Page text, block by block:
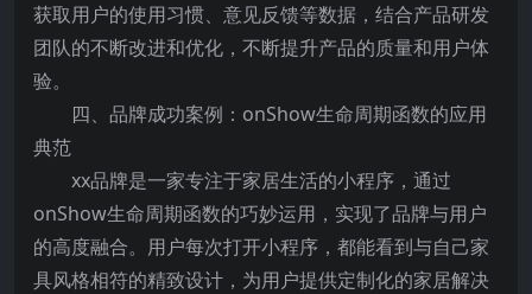
获取用户的使用习惯、意见反馈等数据，结合产品研发
团队的不断改进和优化，不断提升产品的质量和用户体
验。
四、品牌成功案例：onShow生命周期函数的应用
典范
xx品牌是一家专注于家居生活的小程序，通过
onShow生命周期函数的巧妙运用，实现了品牌与用户
的高度融合。用户每次打开小程序，都能看到与自己家
具风格相符的精致设计，为用户提供定制化的家居解决